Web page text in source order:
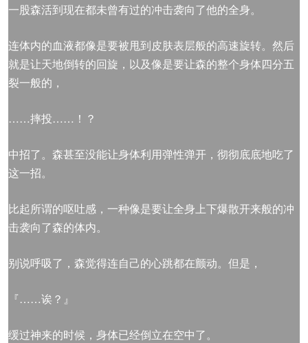
一股森活到现在都未曾有过的冲击袭向了他的全身。
连体内的血液都像是要被甩到皮肤表层般的高速旋转。然后
就是让天地倒转的回旋，以及像是要让森的整个身体四分五
裂一般的，
……摔投……！？
中招了。森甚至没能让身体利用弹性弹开，彻彻底底地吃了
这一招。
比起所谓的呕吐感，一种像是要让全身上下爆散开来般的冲
击袭向了森的体内。
别说呼吸了，森觉得连自己的心跳都在颤动。但是，
『……诶？』
缓过神来的时候，身体已经倒立在空中了。